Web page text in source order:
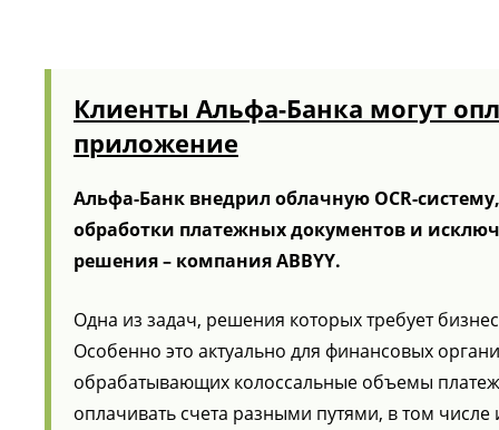
Клиенты Альфа-Банка могут
приложение
Альфа-Банк внедрил облачную OCR-
обработки платежных документов и
решения – компания ABBYY.
Одна из задач, решения которых требует
Особенно это актуально для финансовых
обрабатывающих колоссальные объемы
оплачивать счета разными путями, в том